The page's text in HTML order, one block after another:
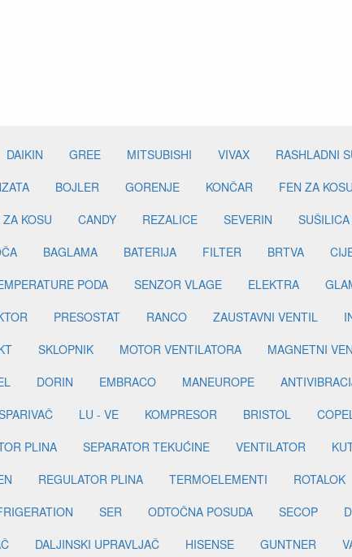
DAIKIN GREE MITSUBISHI VIVAX RASHLADNI
BOJLER GORENJE KONČAR FEN ZA KOSU
KOSU CANDY REZALICE SEVERIN
BAGLAMA BATERIJA FILTER BRTVA
PODA SENZOR VLAGE ELEKTRA
PRESOSTAT RANCO ZAUSTAVNI VENTIL
SKLOPNIK MOTOR VENTILATORA MAGNETNI
DORIN EMBRACO MANEUROPE
LU - VE KOMPRESOR BRISTOL
PLINA SEPARATOR TEKUĆINE VENTILATOR
REGULATOR PLINA TERMOELEMENTI ROTALOK
SER ODTOČNA POSUDA SECOP
DALJINSKI UPRAVLJAČ HISENSE GUNTNER